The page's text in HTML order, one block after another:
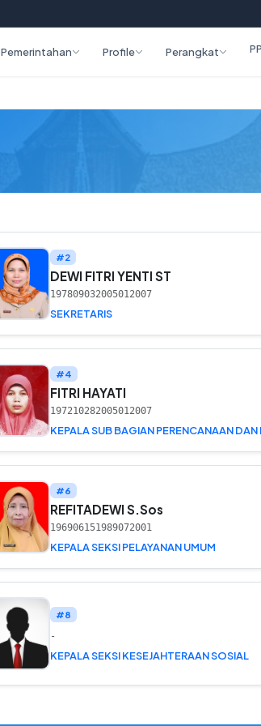
Pemerintahan Profile Perangkat
#2
DEWI FITRI YENTI ST
197809032005012007
SEKRETARIS
#4
FITRI HAYATI
197210282005012007
#6
REFITADEWI S.Sos
196906151989072001
KEPALA SEKSI PELAYANAN UMUM
#8
-
KEPALA SEKSI KESEJAHTERAAN SOSIAL